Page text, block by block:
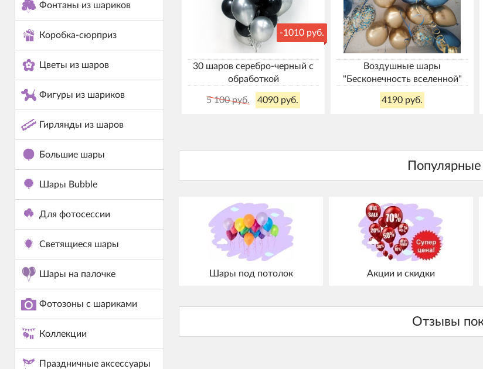
Фонтаны из шариков
Коробка-сюрприз
Цветы из шаров
Фигуры из шариков
Гирлянды из шаров
Большие шары
Шары Bubble
Для фотосессии
Светящиеся шары
Шары на палочке
Фотозоны с шариками
Коллекции
Праздничные аксессуары
-1010 руб.
30 шаров серебро-черный с
обработкой
5 100 руб. 4090 руб.
Воздушные шары
"Бесконечность вселенной"
4190 руб.
Шары под потолок Акции и скидки